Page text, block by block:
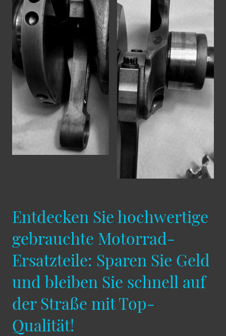
Entdecken Sie hochwertige
gebrauchte Motorrad-
Ersatzteile: Sparen Sie Geld
und bleiben Sie schnell auf
der Straße mit Top-
Qualität!